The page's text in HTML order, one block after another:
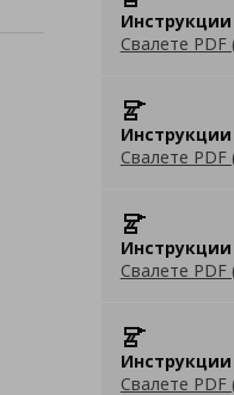
Инструкции
Свалете PDF
Инструкции
Свалете PDF
Инструкции
Свалете PDF
Инструкции
Свалете PDF